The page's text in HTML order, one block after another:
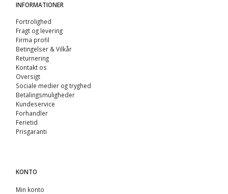
INFORMATIONER
Fortrolighed
Fragt og levering
Firma profil
Betingelser & Vilkår
Returnering
Kontakt os
Oversigt
Sociale medier og tryghed
Betalingsmuligheder
Kundeservice
Forhandler
Ferietid
Prisgaranti
KONTO
Min konto